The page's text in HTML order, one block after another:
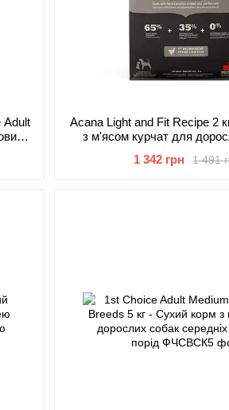
Adult
Acana Light and Fit Recipe 2
з м'ясом курчат для
1 491
1 342 грн